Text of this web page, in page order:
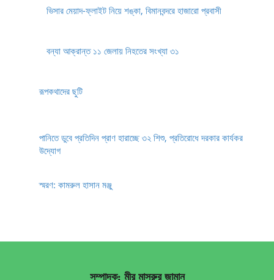
ভিসার মেয়াদ-ফ্লাইট নিয়ে শঙ্কা, বিমানবন্দরে হাজারো প্রবাসী
বন্যা আক্রান্ত ১১ জেলায় নিহতের সংখ্যা ৩১
রূপকথাদের ছুটি
পানিতে ডুবে প্রতিদিন প্রাণ হারাচ্ছে ৩২ শিশু, প্রতিরোধে দরকার কার্যকর
উদ্যোগ
স্মরণ: কামরুল হাসান মঞ্জু
সম্পাদক: মীর মাসরুর জামান